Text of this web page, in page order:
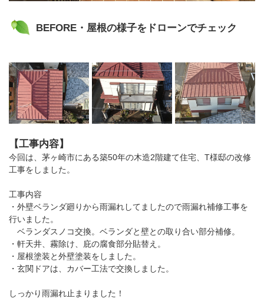
BEFORE・屋根の様子をドローンでチェック
【工事内容】
今回は、茅ヶ崎市にある築50年の木造2階建て住宅、T様邸の改修
工事をしました。
工事内容
・外壁ベランダ廻りから雨漏れしてましたので雨漏れ補修工事を
行いました。
ベランダスノコ交換。ベランダと壁との取り合い部分補修。
・軒天井、霧除け、庇の腐食部分貼替え。
・屋根塗装と外壁塗装をしました。
・玄関ドアは、カバー工法で交換しました。
しっかり雨漏れ止まりました！